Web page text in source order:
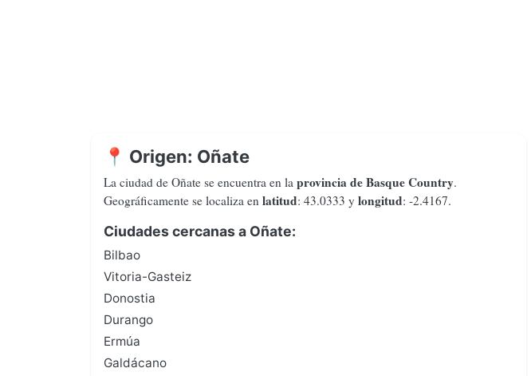
📍 Origen: Oñate
La ciudad de Oñate se encuentra en la provincia de Basque Country.
Geográficamente se localiza en latitud: 43.0333 y longitud: -2.4167.
Ciudades cercanas a Oñate:
Bilbao
Vitoria-Gasteiz
Donostia
Durango
Ermúa
Galdácano